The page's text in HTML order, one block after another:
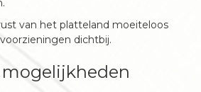
van het platteland moeiteloos
dichtbij.